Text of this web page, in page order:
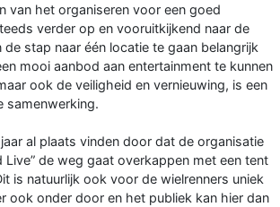
van het organiseren voor een goed
verder op en vooruitkijkend naar de
stap naar één locatie te gaan belangrijk
mooi aanbod aan entertainment te kunnen
ook de veiligheid en vernieuwing, is een
samenwerking.
al plaats vinden door dat de organisatie
Live” de weg gaat overkappen met een tent
is natuurlijk ook voor de wielrenners uniek
ook onder door en het publiek kan hier dan